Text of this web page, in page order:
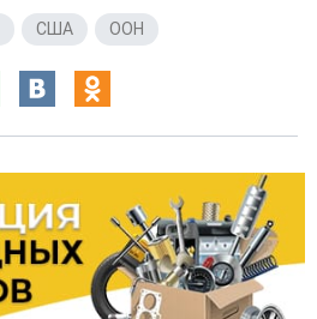
США ООН